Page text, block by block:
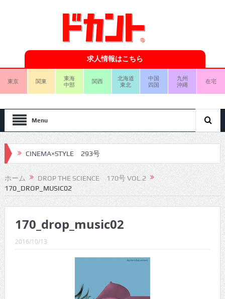
求人情報はこちら
東京 関東
東海
中部
関西
北海道
東北
中国
四国
九州
沖縄
在宅
Menu
CINEMA×STYLE 293号
CINEMA×STYLE 292号
CINEMA×STYLE 291号
CINEMA×STYLE 289号
CINEMA×STYLE 286号
ホーム
DROP THE SCIENCE 170号 VOL.2
170_DROP_MUSIC02
170_drop_music02
2016/10/13